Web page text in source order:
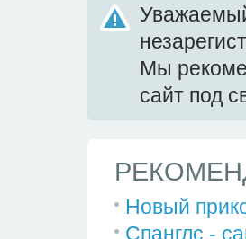
Мы
сайт под
Новый
Спанглс -